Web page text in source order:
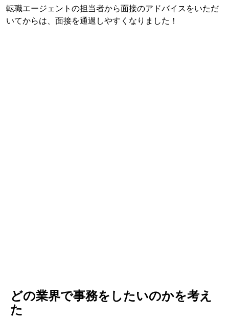
転職エージェントの担当者から面接のアドバイスをいただ
いてからは、面接を通過しやすくなりました！
どの業界で事務をしたいのかを考え
た